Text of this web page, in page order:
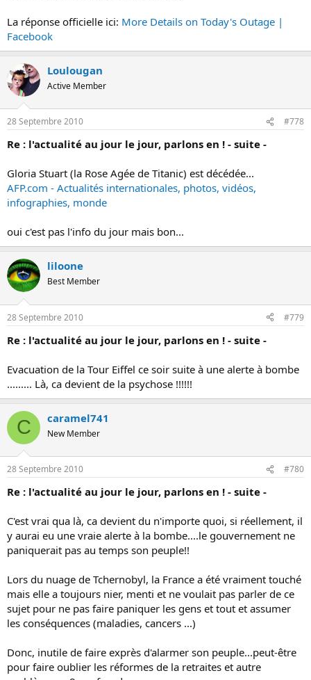
La réponse officielle ici: More Details on Today's Outage |
Facebook
Loulougan
Active Member
28 Septembre 2010 #778
Re : l'actualité au jour le jour, parlons en ! - suite -
Gloria Stuart (la Rose Agée de Titanic) est décédée...
AFP.com - Actualités internationales, photos, vidéos,
infographies, monde
oui c'est pas l'info du jour mais bon...
liloone
Best Member
28 Septembre 2010 #779
Re : l'actualité au jour le jour, parlons en ! - suite -
Evacuation de la Tour Eiffel ce soir suite à une alerte à bombe
......... Là, ca devient de la psychose !!!!!!
C caramel741
New Member
28 Septembre 2010 #780
Re : l'actualité au jour le jour, parlons en ! - suite -
C'est vrai qua là, ca devient du n'importe quoi, si réellement, il
y aurai eu une vraie alerte à la bombe....le gouvernement ne
paniquerait pas au temps son peuple!!
Lors du nuage de Tchernobyl, la France a été vraiment touché
mais elle a toujours nier, menti et ne voulait pas parler de ce
sujet pour ne pas faire paniquer les gens et tout et assumer
les conséquences (maladies, cancers ...)
Donc, inutile de faire exprès d'alarmer son peuple...peut-être
pour faire oublier les réformes de la retraites et autre